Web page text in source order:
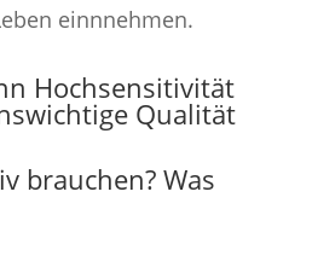
einnnehmen.
Hochsensitivität
Qualität
brauchen? Was